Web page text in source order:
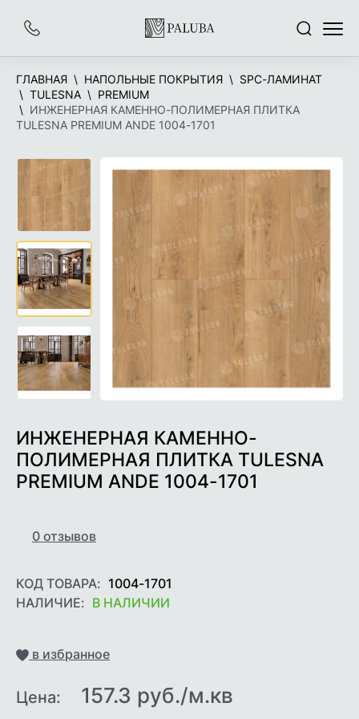
Заказать
На
главную
ПоискМеню
ГЛАВНАЯ НАПОЛЬНЫЕ ПОКРЫТИЯ
SPC-ЛАМИНАТ
TULESNA
PREMIUM
ИНЖЕНЕРНАЯ КАМЕННО-ПОЛИМЕРНАЯ ПЛИТКА
TULESNA PREMIUM ANDE 1004-1701
ИНЖЕНЕРНАЯ КАМЕННО-
ПОЛИМЕРНАЯ ПЛИТКА TULESNA
PREMIUM ANDE 1004-1701
0 отзывов
КОД ТОВАРА: 1004-1701
НАЛИЧИЕ: В НАЛИЧИИ
Добавить
в избранное
Цена: 157.3 руб./м.кв